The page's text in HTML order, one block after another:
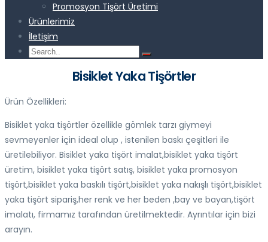
Promosyon Tişört Üretimi
Ürünlerimiz
İletişim
Bisiklet Yaka Tişörtler
Ürün Özellikleri:
Bisiklet yaka tişörtler özellikle gömlek tarzı giymeyi
sevmeyenler için ideal olup , istenilen baskı çeşitleri ile
üretilebiliyor. Bisiklet yaka tişört imalat,bisiklet yaka tişört
üretim, bisiklet yaka tişört satış, bisiklet yaka promosyon
tişört,bisiklet yaka baskılı tişört,bisiklet yaka nakışlı tişört,bisiklet
yaka tişört sipariş,her renk ve her beden ,bay ve bayan,tişört
imalatı, firmamız tarafından üretilmektedir. Ayrıntılar için bizi
arayın.